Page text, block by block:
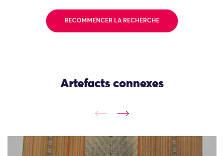
RECOMMENCER LA RECHERCHE
Artefacts connexes